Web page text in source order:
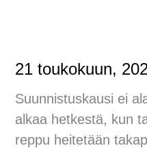
21 toukokuun,
Suunnistuskausi ei
alkaa hetkestä, kun
reppu heitetään